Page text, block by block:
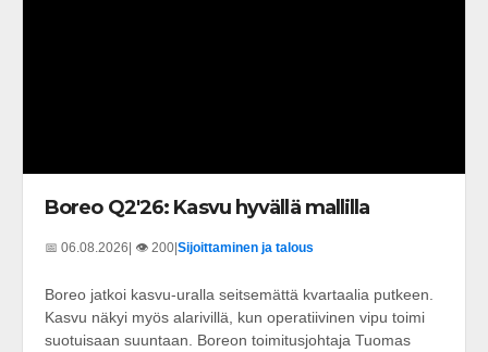
Boreo Q2'26: Kasvu hyvällä mallilla
📅 06.08.2026| 👁️ 200|Sijoittaminen ja talous
Boreo jatkoi kasvu-uralla seitsemättä kvartaalia putkeen.
Kasvu näkyi myös alarivillä, kun operatiivinen vipu toimi
suotuisaan suuntaan. Boreon toimitusjohtaja Tuomas